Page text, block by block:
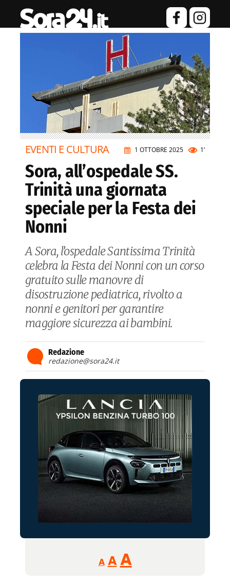
1 OTTOBRE 2025 1’
EVENTI E CULTURA
Sora, all’ospedale SS.
Trinità una giornata
speciale per la Festa dei
Nonni
A Sora, l’ospedale Santissima Trinità
celebra la Festa dei Nonni con un corso
gratuito sulle manovre di
disostruzione pediatrica, rivolto a
nonni e genitori per garantire
maggiore sicurezza ai bambini.
Redazione
redazione@sora24.it
A
Reducir
tamaño
A Restablecer
tamaño
AAumentar